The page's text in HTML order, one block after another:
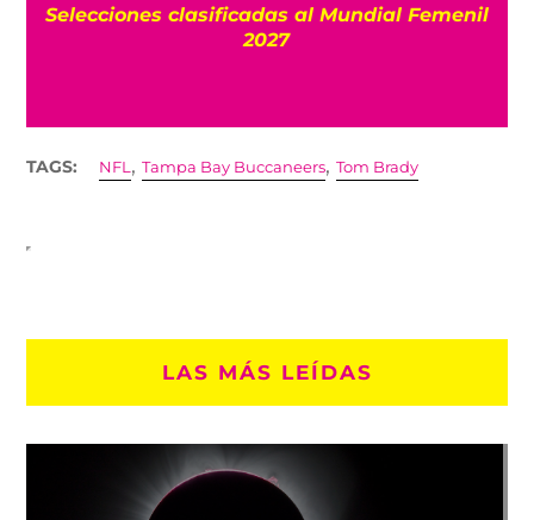
Selecciones clasificadas al Mundial Femenil
2027
TAGS: NFL ,Tampa Bay Buccaneers,Tom Brady
LAS MÁS LEÍDAS